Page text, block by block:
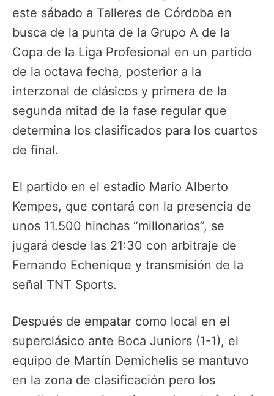
este sábado a Talleres de Córdoba en
busca de la punta de la Grupo A de la
Copa de la Liga Profesional en un partido
de la octava fecha, posterior a la
interzonal de clásicos y primera de la
segunda mitad de la fase regular que
determina los clasificados para los cuartos
de final.
El partido en el estadio Mario Alberto
Kempes, que contará con la presencia de
unos 11.500 hinchas “millonarios”, se
jugará desde las 21:30 con arbitraje de
Fernando Echenique y transmisión de la
señal TNT Sports.
Después de empatar como local en el
superclásico ante Boca Juniors (1-1), el
equipo de Martín Demichelis se mantuvo
en la zona de clasificación pero los